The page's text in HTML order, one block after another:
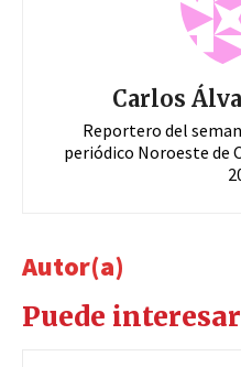
Carlos
Reportero del
periódico Noroeste de
Autor(a)
Puede